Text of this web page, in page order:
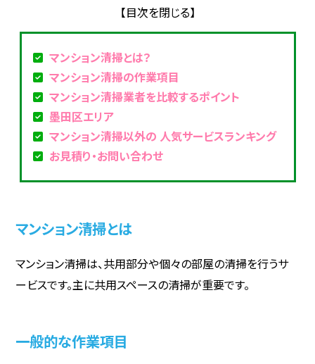
マンション清掃とは？
マンション清掃の作業項目
マンション清掃業者を比較するポイント
墨田区エリア
マンション清掃以外の 人気サービスランキング
お見積り・お問い合わせ
マンション清掃とは
マンション清掃は、共用部分や個々の部屋の清掃を行うサ
ービスです。主に共用スペースの清掃が重要です。
一般的な作業項目